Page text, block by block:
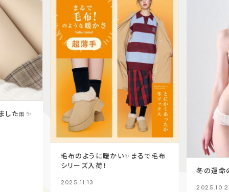
した🎀✨
毛布のように暖かい✨まるで毛布
シリーズ入荷！
2025.11.13
冬の運命